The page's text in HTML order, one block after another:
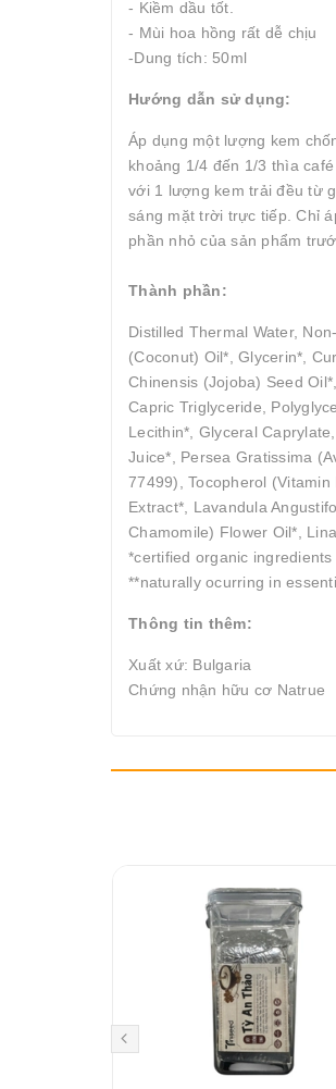
- Kiềm dầu tốt.
- Mùi hoa hồng rất dễ chịu
-Dung tích: 50ml
Hướng dẫn sử dụng:
Áp dụng một lượng kem
khoảng 1/4 đến 1/3 thìa
với 1 lượng kem trải đều từ
sáng mặt trời trực tiếp. Chỉ
phần nhỏ của sản phẩm
Thành phần:
Distilled Thermal Water,
(Coconut) Oil*, Glycerin*,
Chinensis (Jojoba) Seed
Capric Triglyceride,
Lecithin*, Glyceral
Juice*, Persea Gratissima
77499), Tocopherol
Extract*, Lavandula
Chamomile) Flower Oil*,
*certified organic ingredients
**naturally ocurring in
Thông tin thêm:
Xuất xứ: Bulgaria
Chứng nhận hữu cơ Natrue